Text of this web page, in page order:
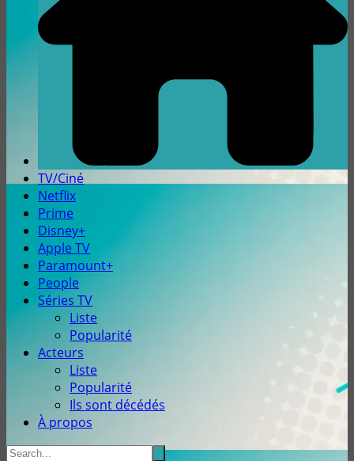
TV/Ciné
Netflix
Prime
Disney+
Apple TV
Paramount+
People
Séries TV
Liste
Popularité
Acteurs
Liste
Popularité
Ils sont décédés
À propos